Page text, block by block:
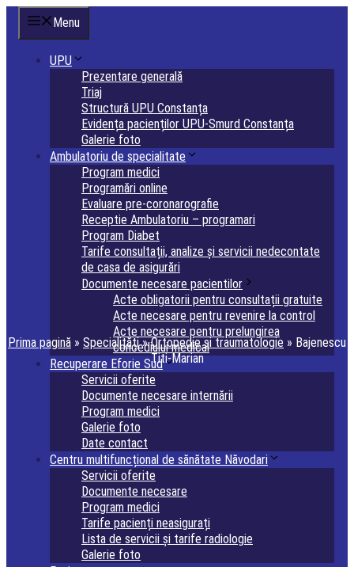
Sari
conținut
Menu
UPU
Prezentare generală
Triaj
Structură UPU Constanța
Evidența pacienților UPU-Smurd Constanța
Galerie foto
Ambulatoriu de specialitate
Program medici
Programări online
Evaluare pre-coronarografie
Receptie Ambulatoriu – programari
Program Diabet
Tarife consultații, analize și servicii nedecontate
de casa de asigurări
Documente necesare pacientilor
Acte obligatorii pentru consultații gratuite
Acte necesare pentru revenire la control
Acte necesare pentru prelungirea
concediului medical
Recuperare Eforie Sud
Servicii oferite
Documente necesare internării
Program medici
Galerie foto
Date contact
Centru multifuncțional de sănătate Năvodari
Servicii oferite
Documente necesare
Program medici
Tarife pacienți neasigurați
Lista de servicii și tarife radiologie
Galerie foto
Prima pagină » Specialități » Ortopedie si traumatologie » Bajenescu
Titi-Marian